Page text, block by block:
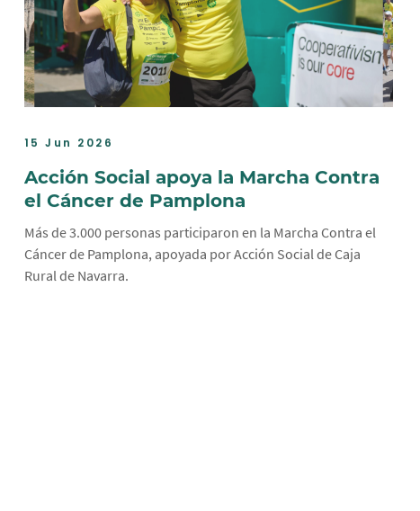
Acción Social apoya la Marcha Contra
el Cáncer de Pamplona
Más de 3.000 personas participaron en la Marcha Contra el
Cáncer de Pamplona, apoyada por Acción Social de Caja
Rural de Navarra.